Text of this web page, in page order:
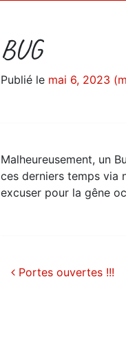
BUG
Publié le mai 6, 2023
Malheureusement, un
ces derniers temps via
excuser pour la gêne
Navigation
Portes ouvertes !!!